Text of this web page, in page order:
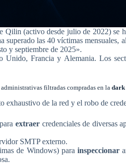
(activo desde julio de 2022)
las 40 víctimas
y septiembre de 2025».
Francia y Alemania. Los
filtradas compradas en la dark
de la red y el robo de
extraercredenciales de diversas
SMTP externo.
de Windows) para inspeccionar